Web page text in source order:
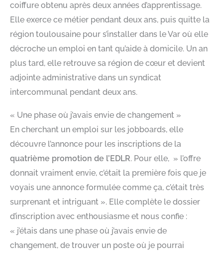
coiffure obtenu après deux années d’apprentissage.
Elle exerce ce métier pendant deux ans, puis quitte la
région toulousaine pour s’installer dans le Var où elle
décroche un emploi en tant qu’aide à domicile. Un an
plus tard, elle retrouve sa région de cœur et devient
adjointe administrative dans un syndicat
intercommunal pendant deux ans.
« Une phase où j’avais envie de changement »
En cherchant un emploi sur les jobboards, elle
découvre l’annonce pour les inscriptions de la
quatrième promotion de l’EDLR. Pour elle, » l’offre
donnait vraiment envie, c’était la première fois que je
voyais une annonce formulée comme ça, c’était très
surprenant et intriguant ». Elle complète le dossier
d’inscription avec enthousiasme et nous confie :
« j’étais dans une phase où j’avais envie de
changement, de trouver un poste où je pourrai